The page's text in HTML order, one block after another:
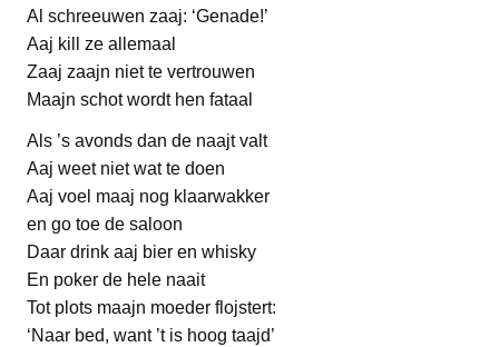
Al schreeuwen zaaj: ‘Genade!’
Aaj kill ze allemaal
Zaaj zaajn niet te vertrouwen
Maajn schot wordt hen fataal
Als ’s avonds dan de naajt valt
Aaj weet niet wat te doen
Aaj voel maaj nog klaarwakker
en go toe de saloon
Daar drink aaj bier en whisky
En poker de hele naait
Tot plots maajn moeder flojstert:
‘Naar bed, want ’t is hoog taajd’